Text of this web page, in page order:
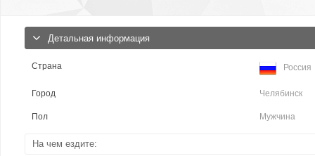
Детальная информация
Страна Россия
Город Челябинск
Пол Мужчина
На чем ездите: